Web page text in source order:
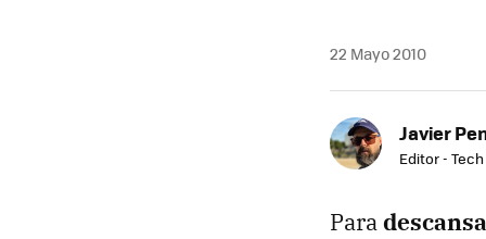
22 Mayo 2010
Javier
Editor - Tech
Para